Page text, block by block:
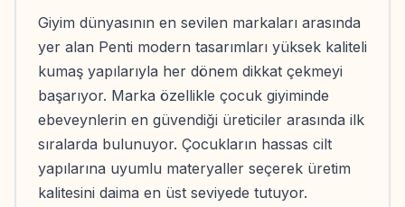
Giyim dünyasının en sevilen markaları arasında
yer alan Penti modern tasarımları yüksek kaliteli
kumaş yapılarıyla her dönem dikkat çekmeyi
başarıyor. Marka özellikle çocuk giyiminde
ebeveynlerin en güvendiği üreticiler arasında ilk
sıralarda bulunuyor. Çocukların hassas cilt
yapılarına uyumlu materyaller seçerek üretim
kalitesini daima en üst seviyede tutuyor.